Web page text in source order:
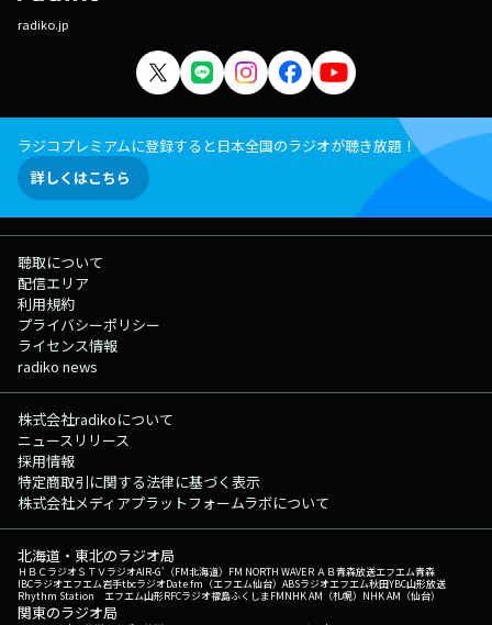
radiko.jp
ラジコプレミアムに登録すると日本全国のラジオが聴き放題！
詳しくはこちら
聴取について
配信エリア
利用規約
プライバシーポリシー
ライセンス情報
radiko news
株式会社radikoについて
ニュースリリース
採用情報
特定商取引に関する法律に基づく表示
株式会社メディアプラットフォームラボについて
北海道・東北のラジオ局
ＨＢＣラジオＳＴＶラジオAIR-G'（FM北海道） FM NORTH WAVEＲＡＢ青森放送エフエム青森
IBCラジオエフエム岩手tbcラジオDate fm（エフエム仙台） ABSラジオエフエム秋田YBC山形放送
Rhythm Station エフエム山形RFCラジオ福島ふくしまFMNHK AM（札幌） NHK AM（仙台）
関東のラジオ局